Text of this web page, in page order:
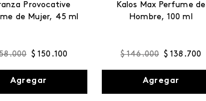
Provocative
de Mujer, 45 ml
.000 $ 150 .100
Agregar
Kalos Max Perfume de
Hombre, 100 ml
$ 146.000 $ 138 .700
Agregar